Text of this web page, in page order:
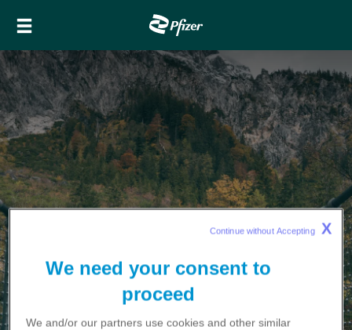
zumMain
navigation
We need your consent to
proceed
We and/or our partners use cookies and other similar
Continue without Accepting X